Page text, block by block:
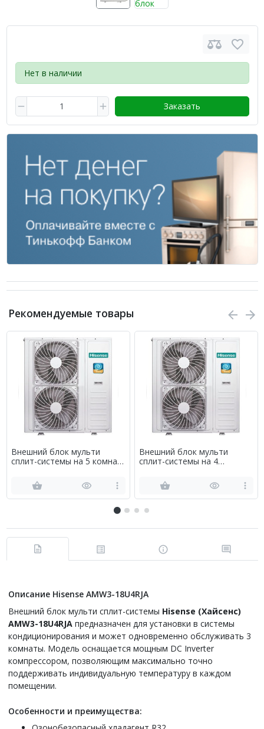
Нет в наличии
Заказать
Рекомендуемые товары
Внешний блок мульти
сплит-системы на 5 комнат
Внешний блок мульти
сплит-системы на 4
36U4SAC
Описание Hisense AMW3-18U4RJA
Внешний блок мульти сплит-системы Hisense (Хайсенс)
AMW3-18U4RJA предназначен для установки в системы
кондиционирования и может одновременно обслуживать 3
комнаты. Модель оснащается мощным DC Inverter
компрессором, позволяющим максимально точно
поддерживать индивидуальную температуру в каждом
помещении.
Особенности и преимущества: